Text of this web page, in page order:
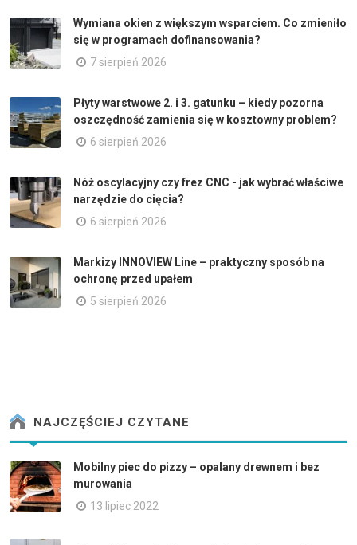
Wymiana okien z większym wsparciem. Co zmieniło
się w programach dofinansowania?
7 sierpień 2026
Płyty warstwowe 2. i 3. gatunku – kiedy pozorna
oszczędność zamienia się w kosztowny problem?
6 sierpień 2026
Nóż oscylacyjny czy frez CNC - jak wybrać właściwe
narzędzie do cięcia?
6 sierpień 2026
Markizy INNOVIEW Line – praktyczny sposób na
ochronę przed upałem
5 sierpień 2026
NAJCZĘŚCIEJ CZYTANE
Mobilny piec do pizzy – opalany drewnem i bez
murowania
13 lipiec 2022